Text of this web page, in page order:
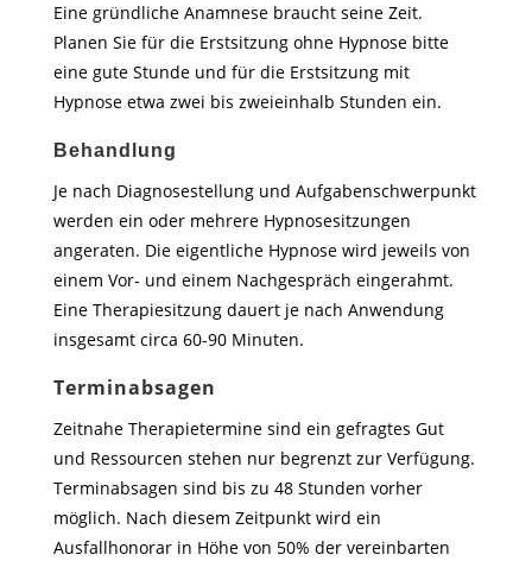
Eine gründliche Anamnese braucht seine Zeit.
Planen Sie für die Erstsitzung ohne Hypnose bitte
eine gute Stunde und für die Erstsitzung mit
Hypnose etwa zwei bis zweieinhalb Stunden ein.
Behandlung
Je nach Diagnosestellung und Aufgabenschwerpunkt
werden ein oder mehrere Hypnosesitzungen
angeraten. Die eigentliche Hypnose wird jeweils von
einem Vor- und einem Nachgespräch eingerahmt.
Eine Therapiesitzung dauert je nach Anwendung
insgesamt circa 60-90 Minuten.
Terminabsagen
Zeitnahe Therapietermine sind ein gefragtes Gut
und Ressourcen stehen nur begrenzt zur Verfügung.
Terminabsagen sind bis zu 48 Stunden vorher
möglich. Nach diesem Zeitpunkt wird ein
Ausfallhonorar in Höhe von 50% der vereinbarten